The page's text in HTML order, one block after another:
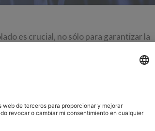
es crucial, no sólo para garantizar la
a continuación están establecidas por la